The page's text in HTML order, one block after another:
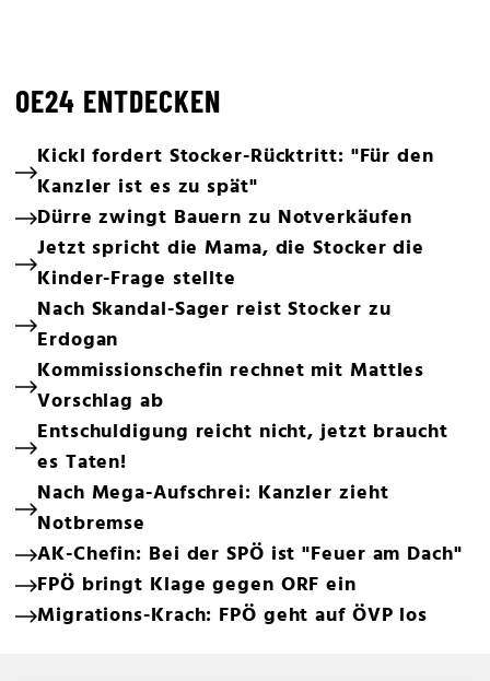
OE24 ENTDECKEN
Kickl fordert Stocker-Rücktritt: "Für den
Kanzler ist es zu spät"
Dürre zwingt Bauern zu Notverkäufen
Jetzt spricht die Mama, die Stocker die
Kinder-Frage stellte
Nach Skandal-Sager reist Stocker zu
Erdogan
Kommissionschefin rechnet mit Mattles
Vorschlag ab
Entschuldigung reicht nicht, jetzt braucht
es Taten!
Nach Mega-Aufschrei: Kanzler zieht
Notbremse
AK-Chefin: Bei der SPÖ ist "Feuer am Dach"
FPÖ bringt Klage gegen ORF ein
Migrations-Krach: FPÖ geht auf ÖVP los